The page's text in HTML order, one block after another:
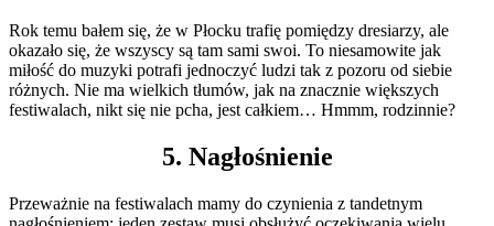
Rok temu bałem się, że w Płocku trafię pomiędzy dresiarzy, ale
okazało się, że wszyscy są tam sami swoi. To niesamowite jak
miłość do muzyki potrafi jednoczyć ludzi tak z pozoru od siebie
różnych. Nie ma wielkich tłumów, jak na znacznie większych
festiwalach, nikt się nie pcha, jest całkiem… Hmmm, rodzinnie?
5. Nagłośnienie
Przeważnie na festiwalach mamy do czynienia z tandetnym